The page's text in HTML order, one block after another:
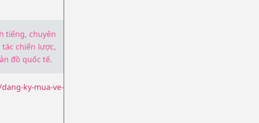
tiếng, chuyên
chiến lược,
đồ quốc tế.
ky-mua-ve-